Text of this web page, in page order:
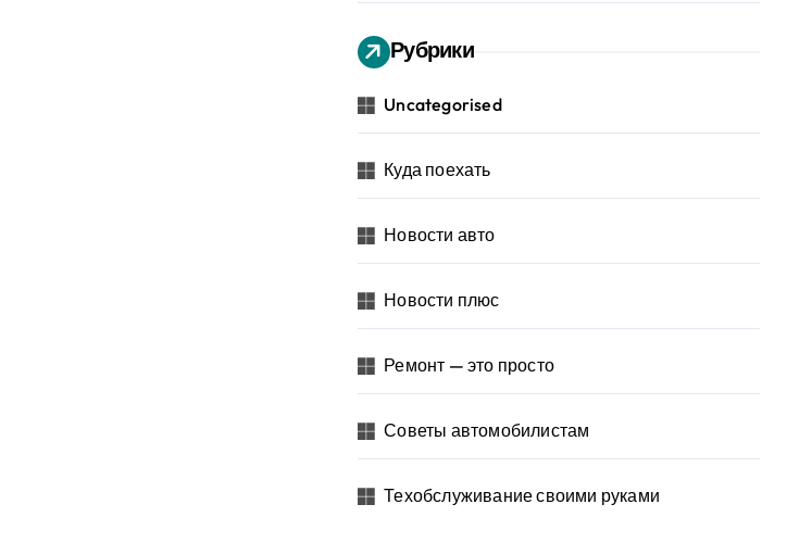
Рубрики
Uncategorised
Куда поехать
Новости авто
Новости плюс
Ремонт — это просто
Советы автомобилистам
Техобслуживание своими руками